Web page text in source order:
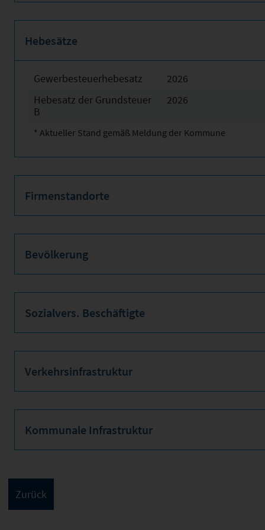
Hebesätze
Gewerbesteuerhebesatz 2026
Hebesatz der Grundsteuer
B
2026
* Aktueller Stand gemäß Meldung der Kommune
Firmenstandorte
Bevölkerung
Sozialvers. Beschäftigte
Verkehrsinfrastruktur
Kommunale Infrastruktur